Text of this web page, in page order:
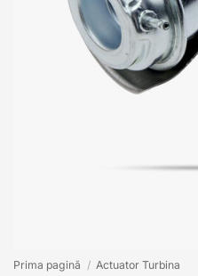
Prima pagină / Actuator Turbina